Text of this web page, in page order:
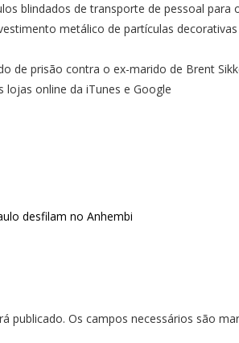
blindados de transporte de pessoal
metálico de partículas
de prisão contra o ex-marido de Brent
lojas online da iTunes e Google
desfilam no Anhembi
publicado. Os campos necessários são